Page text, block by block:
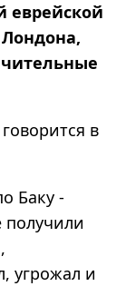
еврейской
в
Баку -
угрожал и